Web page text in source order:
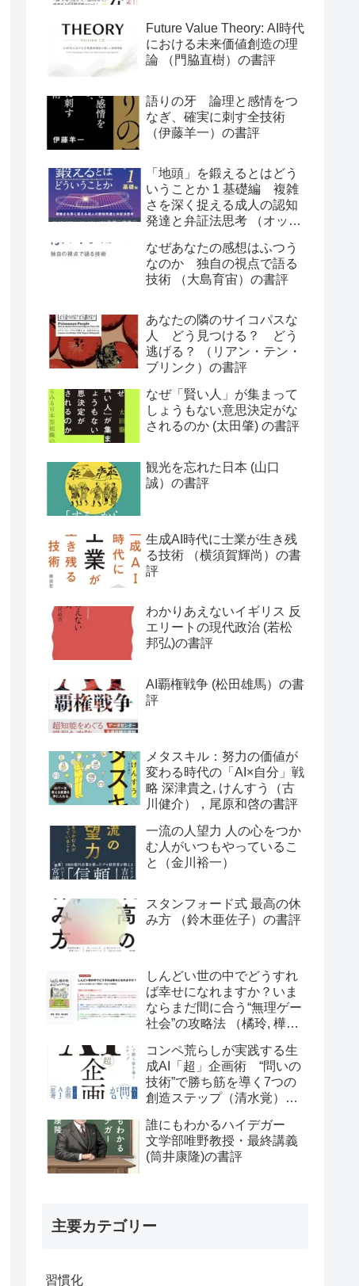
Future Value Theory: AI時代
における未来価値創造の理
論 （門脇直樹）の書評
語りの牙 論理と感情をつ
なぎ、確実に刺す全技術
（伊藤羊一）の書評
「地頭」を鍛えるとはどう
いうことか 1 基礎編 複雑
さを深く捉える成人の認知
発達と弁証法思考 （オット
なぜあなたの感想はふつう
なのか 独自の視点で語る
技術 （大島育宙）の書評
あなたの隣のサイコパスな
人 どう見つける？ どう
逃げる？ （リアン・テン・
ブリンク）の書評
なぜ「賢い人」が集まって
しょうもない意思決定がな
されるのか (太田肇) の書評
観光を忘れた日本 (山口
誠）の書評
生成AI時代に士業が生き残
る技術 （横須賀輝尚）の書
評
わかりあえないイギリス 反
エリートの現代政治 (若松
邦弘)の書評
AI覇権戦争 (松田雄馬）の書
評
メタスキル：努力の価値が
変わる時代の「AI×自分」戦
略 深津貴之, けんすう（古
川健介），尾原和啓の書評
一流の人望力 人の心をつか
む人がいつもやっているこ
と（金川裕一）
スタンフォード式 最高の休
み方 （鈴木亜佐子）の書評
しんどい世の中でどうすれ
ば幸せになれますか？いま
ならまだ間に合う“無理ゲー
社会”の攻略法 （橘玲, 樺山
コンペ荒らしが実践する生
成AI「超」企画術 “問いの
技術”で勝ち筋を導く7つの
創造ステップ（清水覚）の
誰にもわかるハイデガー
文学部唯野教授・最終講義
(筒井康隆)の書評
主要カテゴリー
習慣化